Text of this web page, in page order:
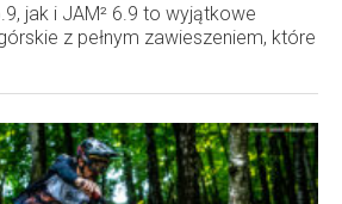
jak i JAM² 6.9 to wyjątkowe
z pełnym zawieszeniem, które